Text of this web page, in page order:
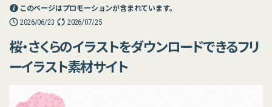
このページはプロモーションが含まれています。
2026/06/23 2026/07/25
桜・さくらのイラストをダウンロードできるフリ
ーイラスト素材サイト